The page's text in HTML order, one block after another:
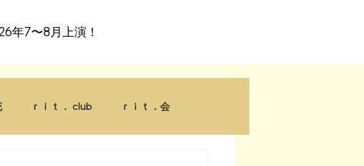
年7〜8月上演！
ｒｉｔ． club ｒｉｔ．会